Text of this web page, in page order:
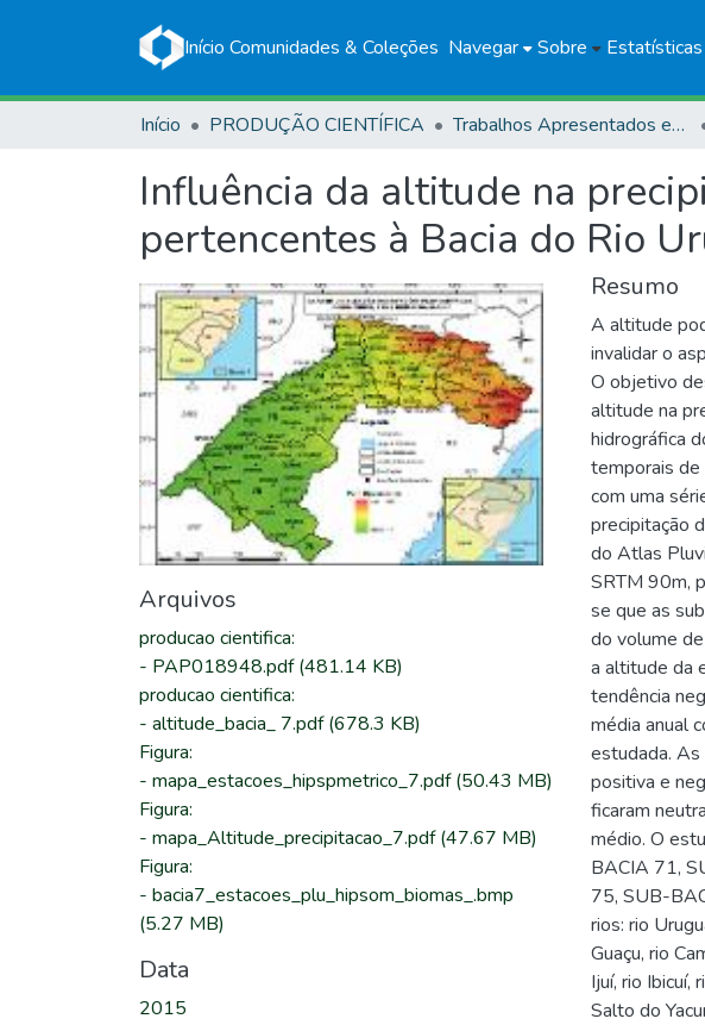
Início Comunidades & Coleções Navegar Sobre Estatísticas
Início PRODUÇÃO CIENTÍFICA Trabalhos Apresentados em Eventos
Influência da altitude na
pertencentes à Bacia do Rio
Arquivos
producao cientifica:
- PAP018948.pdf(481.14 KB)
producao cientifica:
- altitude_bacia_ 7.pdf(678.3 KB)
Figura:
- mapa_estacoes_hipspmetrico_7.pdf(50.43 MB)
Figura:
- mapa_Altitude_precipitacao_7.pdf(47.67 MB)
Figura:
- bacia7_estacoes_plu_hipsom_biomas_.bmp
(5.27 MB)
Data
2015
Resumo
A altitude
invalidar o
O objetivo
altitude na
hidrográfica
temporais de
com uma
precipitação
do Atlas
SRTM 90m,
se que as
do volume
a altitude da
tendência
média anual
estudada.
positiva e
ficaram
médio. O
BACIA 71,
75, SUB-
rios: rio
Guaçu, rio
Ijuí, rio Ibicuí,
Salto do